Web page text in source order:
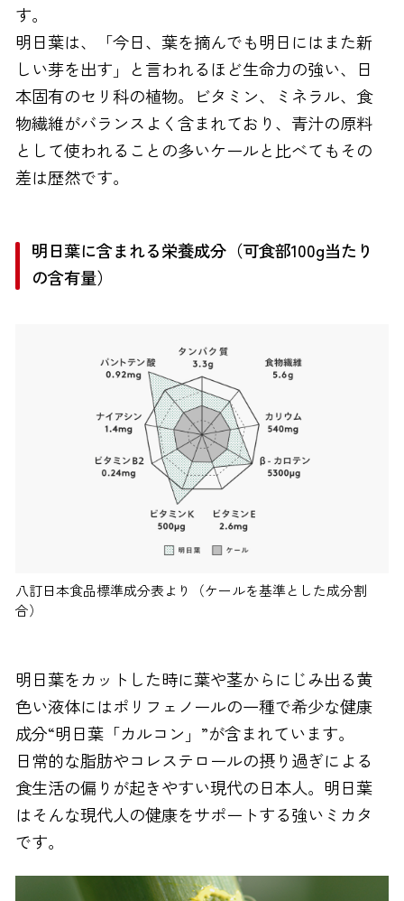
す。
明日葉は、「今日、葉を摘んでも明日にはまた新
しい芽を出す」と言われるほど生命力の強い、日
本固有のセリ科の植物。ビタミン、ミネラル、食
物繊維がバランスよく含まれており、青汁の原料
として使われることの多いケールと比べてもその
差は歴然です。
明日葉に含まれる栄養成分（可食部100g当たり
の含有量）
八訂日本食品標準成分表より（ケールを基準とした成分割
合）
明日葉をカットした時に葉や茎からにじみ出る黄
色い液体にはポリフェノールの一種で希少な健康
成分“明日葉「カルコン」”が含まれています。
日常的な脂肪やコレステロールの摂り過ぎによる
食生活の偏りが起きやすい現代の日本人。明日葉
はそんな現代人の健康をサポートする強いミカタ
です。